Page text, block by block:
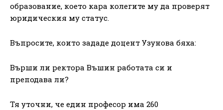
образование, което кара колегите му да проверят
юридическия му статус.
Въпросите, които зададе доцент Узунова бяха:
Върши ли ректора Въшин работата си и
преподава ли?
Тя уточни, че един професор има 260